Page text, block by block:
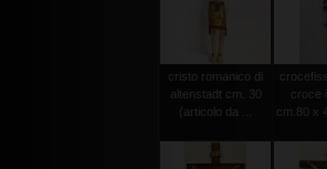
cristo romanico di
altenstadt cm. 30
(articolo da ...
croce
cm.80 x